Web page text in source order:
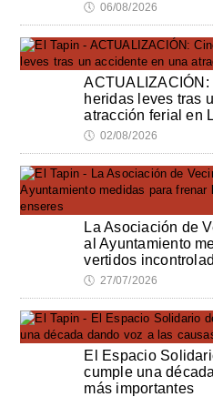
🕔 06/08/2026
heridas leves tras
atracción ferial en
🕔 02/08/2026
La Asociación de
al Ayuntamiento
vertidos
🕔 27/07/2026
El Espacio
cumple una
más importantes